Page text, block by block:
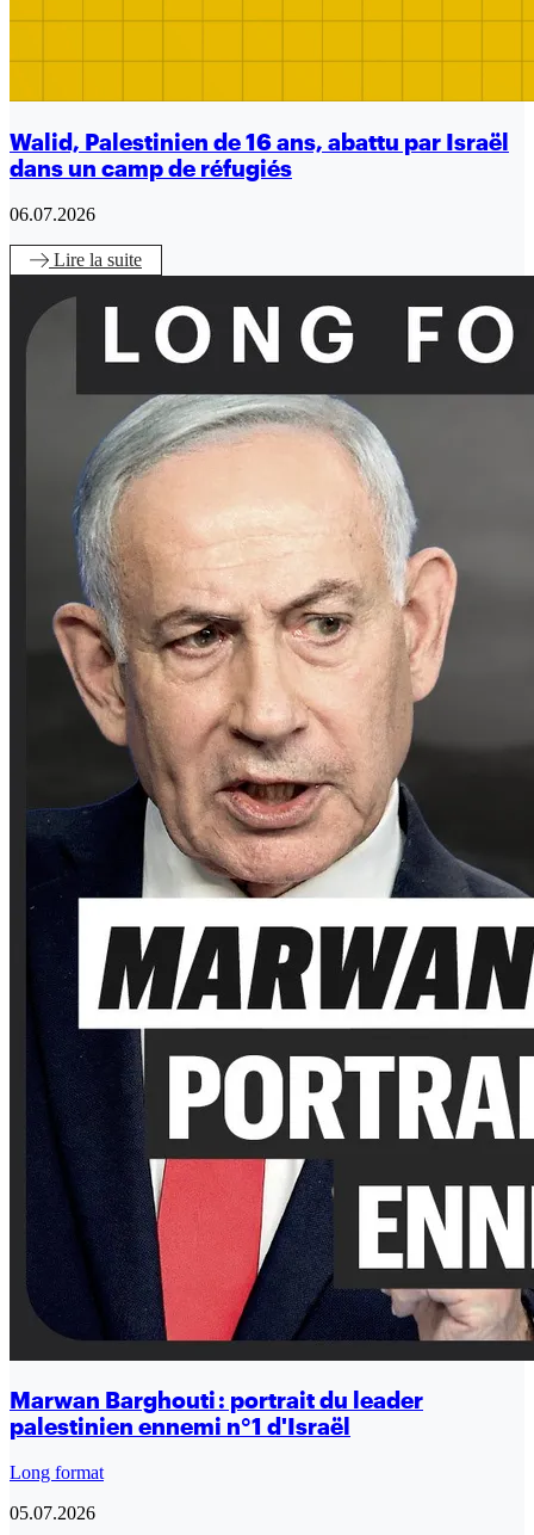
Walid, Palestinien de 16 ans, abattu par Israël
dans un camp de réfugiés
06.07.2026
Lire la suite
Marwan Barghouti : portrait du leader
palestinien ennemi n°1 d'Israël
Long format
05.07.2026